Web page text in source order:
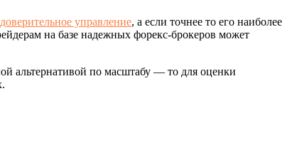
доверительное управление, а если точнее то его наиболее
на базе надежных форекс-брокеров может
альтернативой по масштабу — то для оценки